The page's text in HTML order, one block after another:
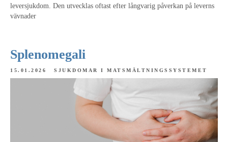
leversjukdom. Den utvecklas oftast efter långvarig påverkan på leverns
vävnader
Splenomegali
15.01.2026 SJUKDOMAR I MATSMÄLTNINGSSYSTEMET